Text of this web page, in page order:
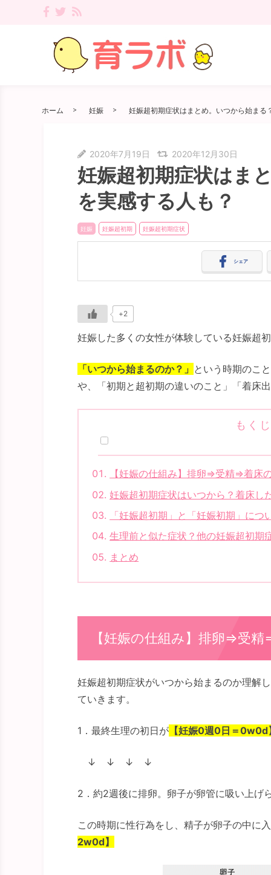
ホーム 妊娠 妊娠超初期症状はまとめ。いつから始まる
2020年7月19日 2020年12月30日
妊娠超初期症状はま
を実感する人も？
妊娠 妊娠超初期 妊娠超初期症状
シェア
+2
妊娠した多くの女性が体験している妊娠超
「いつから始まるのか？」 という時期のこ
や、「初期と超初期の違いのこと」「着床
もく
【妊娠の仕組み】排卵⇒受精⇒着床
妊娠超初期症状はいつから？着床し
「妊娠超初期」と「妊娠初期」に
生理前と似た症状？他の妊娠超初期
まとめ
【妊娠の仕組み】排卵⇒受
妊娠超初期症状がいつから始まるのか理解
ていきます。
1．最終生理の初日が【妊娠0週0日＝0w0d
↓ ↓ ↓ ↓
2．約2週後に排卵。卵子が卵管に吸い上げ
この時期に性行為をし、精子が卵子の中に
2w0d】